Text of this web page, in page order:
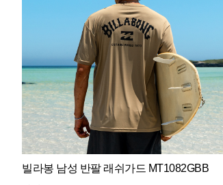
빌라봉 남성 반팔 래쉬가드 MT1082GBB